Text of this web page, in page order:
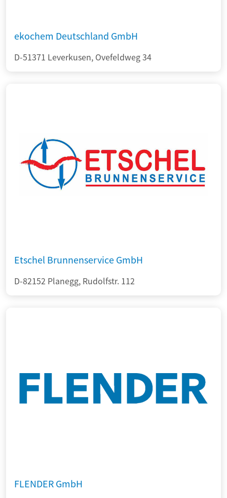
ekochem Deutschland GmbH
D-51371 Leverkusen, Ovefeldweg 34
Etschel Brunnenservice GmbH
D-82152 Planegg, Rudolfstr. 112
FLENDER GmbH